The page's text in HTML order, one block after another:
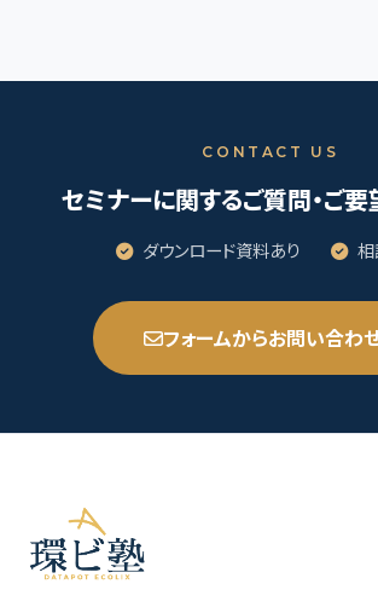
CONTACT US
セミナーに関するご質問・ご要
ダウンロード資料あり
フォームからお問い合わ